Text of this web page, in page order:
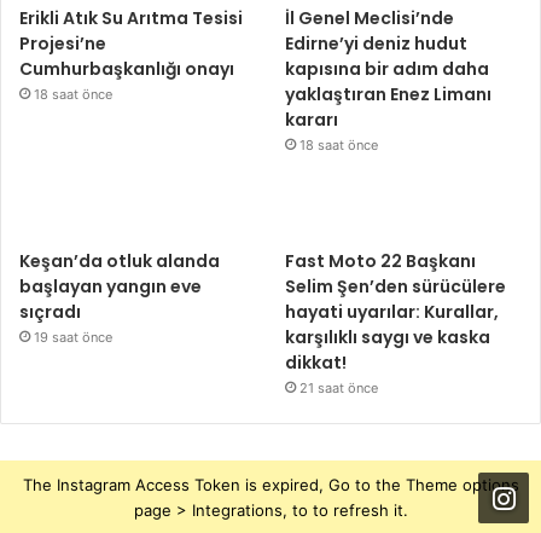
Erikli Atık Su Arıtma Tesisi
Projesi’ne
Cumhurbaşkanlığı onayı
18 saat önce
İl Genel Meclisi’nde
Edirne’yi deniz hudut
kapısına bir adım daha
yaklaştıran Enez Limanı
kararı
18 saat önce
Keşan’da otluk alanda
başlayan yangın eve
sıçradı
19 saat önce
Fast Moto 22 Başkanı
Selim Şen’den sürücülere
hayati uyarılar: Kurallar,
karşılıklı saygı ve kaska
dikkat!
21 saat önce
The Instagram Access Token is expired, Go to the Theme options
page > Integrations, to to refresh it.